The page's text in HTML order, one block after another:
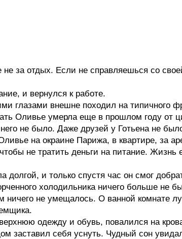
за отдых. Если не справляешься со
и вернулся к работе.
глазами внешне походил на типичного
Оливье умерла еще в прошлом году от
не было. Даже друзей у Готьена не
на окраине Парижа, в квартире, за
не тратить деньги на питание. Жизнь
и только спустя час он смог
холодильника ничего больше не
ничего не умещалось. О ванной комнате
одежду и обувь, повалился на
заставил себя уснуть. Чудный сон